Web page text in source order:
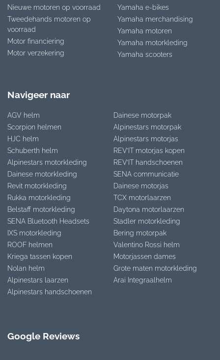
Nieuwe motoren op voorraad
Tweedehands motoren op
voorraad
Motor financiering
Motor verzekering
Yamaha e-bikes
Yamaha merchandising
Yamaha motoren
Yamaha motorkleding
Yamaha scooters
Navigeer naar
AGV helm
Scorpion helmen
HJC helm
Schuberth helm
Alpinestars motorkleding
Dainese motorkleding
Revit motorkleding
Rukka motorkleding
Belstaff motorkleding
SENA Bluetooth Headsets
IXS motorkleding
ROOF helmen
Kriega tassen kopen
Nolan helm
Alpinestars laarzen
Alpinestars handschoenen
Dainese motorpak
Alpinestars motorpak
Alpinestars motorjas
REV’IT motorjas kopen
REV’IT handschoenen
SENA communicatie
Dainese motorjas
TCX motorlaarzen
Daytona motorlaarzen
Stadler motorkleding
Bering motorpak
Valentino Rossi helm
Motorjassen dames
Grote maten motorkleding
Arai Integraalhelm
Google Reviews